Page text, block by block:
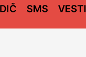
SMS VESTI